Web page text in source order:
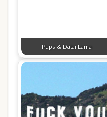
Pups & Dalai Lama